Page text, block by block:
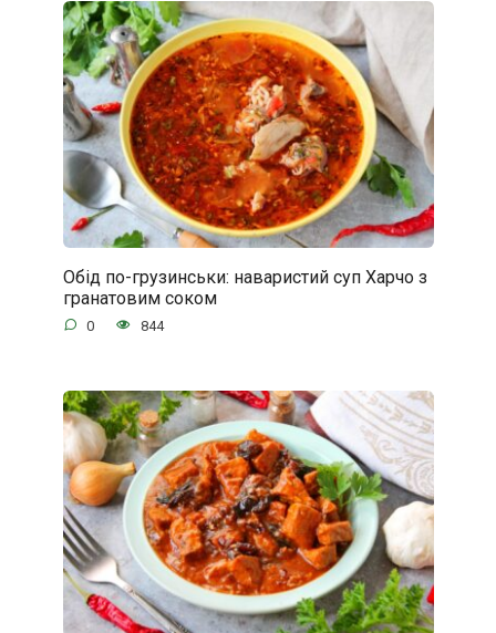
Обід по-грузинськи: наваристий суп Харчо з
гранатовим соком
0 844